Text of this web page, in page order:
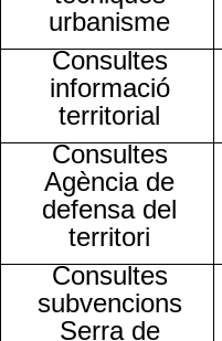
urbanisme
Consultes
informació
territorial
Consultes
Agència de
defensa del
territori
Consultes
subvencions
Serra de